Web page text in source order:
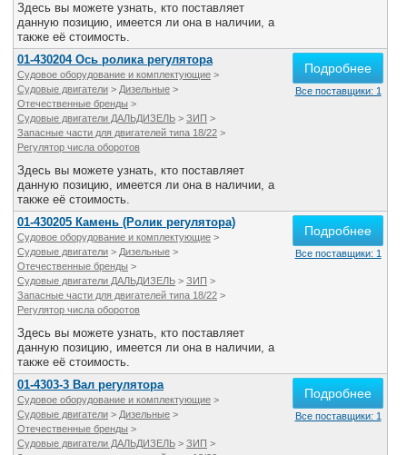
Здесь вы можете узнать, кто поставляет
данную позицию, имеется ли она в наличии, а
также её стоимость.
01-430204 Ось ролика регулятора
Судовое оборудование и комплектующие >
Судовые двигатели > Дизельные >
Отечественные бренды >
Судовые двигатели ДАЛЬДИЗЕЛЬ > ЗИП >
Запасные части для двигателей типа 18/22 >
Регулятор числа оборотов
Здесь вы можете узнать, кто поставляет
данную позицию, имеется ли она в наличии, а
также её стоимость.
Подробнее
Все поставщики: 1
01-430205 Камень (Ролик регулятора)
Судовое оборудование и комплектующие >
Судовые двигатели > Дизельные >
Отечественные бренды >
Судовые двигатели ДАЛЬДИЗЕЛЬ > ЗИП >
Запасные части для двигателей типа 18/22 >
Регулятор числа оборотов
Здесь вы можете узнать, кто поставляет
данную позицию, имеется ли она в наличии, а
также её стоимость.
Подробнее
Все поставщики: 1
01-4303-3 Вал регулятора
Судовое оборудование и комплектующие >
Судовые двигатели > Дизельные >
Отечественные бренды >
Судовые двигатели ДАЛЬДИЗЕЛЬ > ЗИП >
Подробнее
Все поставщики: 1